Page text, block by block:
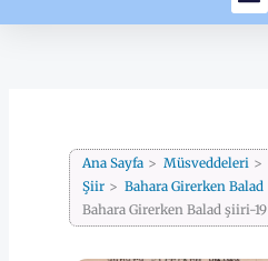
Ana Sayfa Müsveddeleri
Şiir
Bahara Girerken Balad
Bahara Girerken Balad şiiri-19